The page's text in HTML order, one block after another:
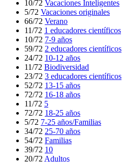
10/72 Vacaciones Inteligentes
5/72 Vacaciones originales
66/72 Verano
11/72 1 educadores científicos
10/72 7-9 años
59/72 2 educadores científicos
24/72 10-12 años
11/72 Biodiversidad
23/72 3 educadores científicos
52/72 13-15 años
72/72 16-18 años
11/72 5
72/72 18-25 años
5/72 7-25 años/Familias
34/72 25-70 años
54/72 Familias
39/72 10
20/72 Adultos